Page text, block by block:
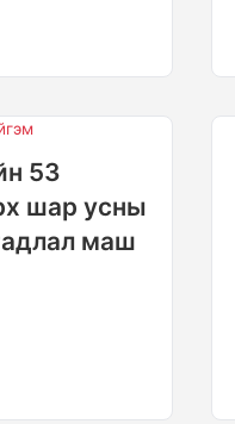
53
шар усны
маш